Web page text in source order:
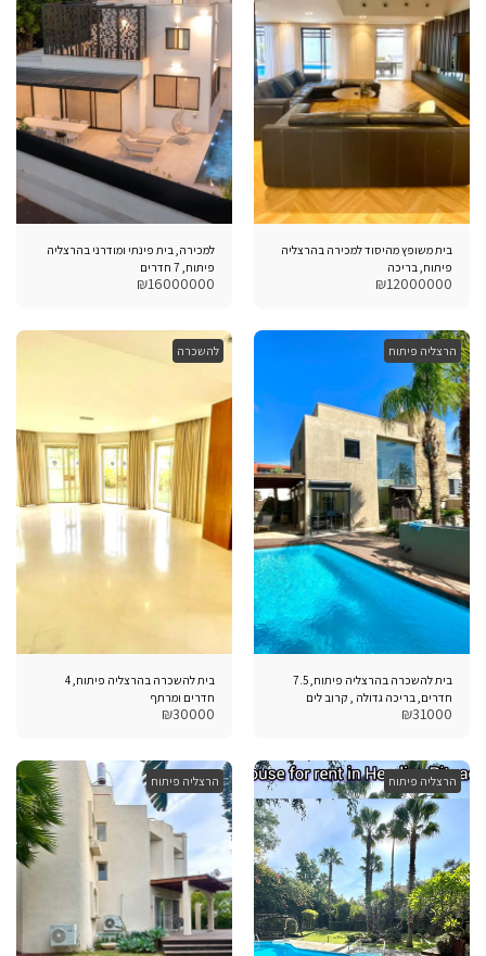
בית משופץ מהיסוד למכירה בהרצליה
פיתוח, בריכה
₪12000000
למכירה, בית פינתי ומודרני בהרצליה
פיתוח, 7 חדרים
₪16000000
הרצליה פיתוח
בית להשכרה בהרצליה פיתוח, 7.5
חדרים, בריכה גדולה , קרוב לים
₪31000
להשכרה
בית להשכרה בהרצליה פיתוח, 4
חדרים ומרתף
₪30000
הרצליה פיתוח הרצליה פיתוח